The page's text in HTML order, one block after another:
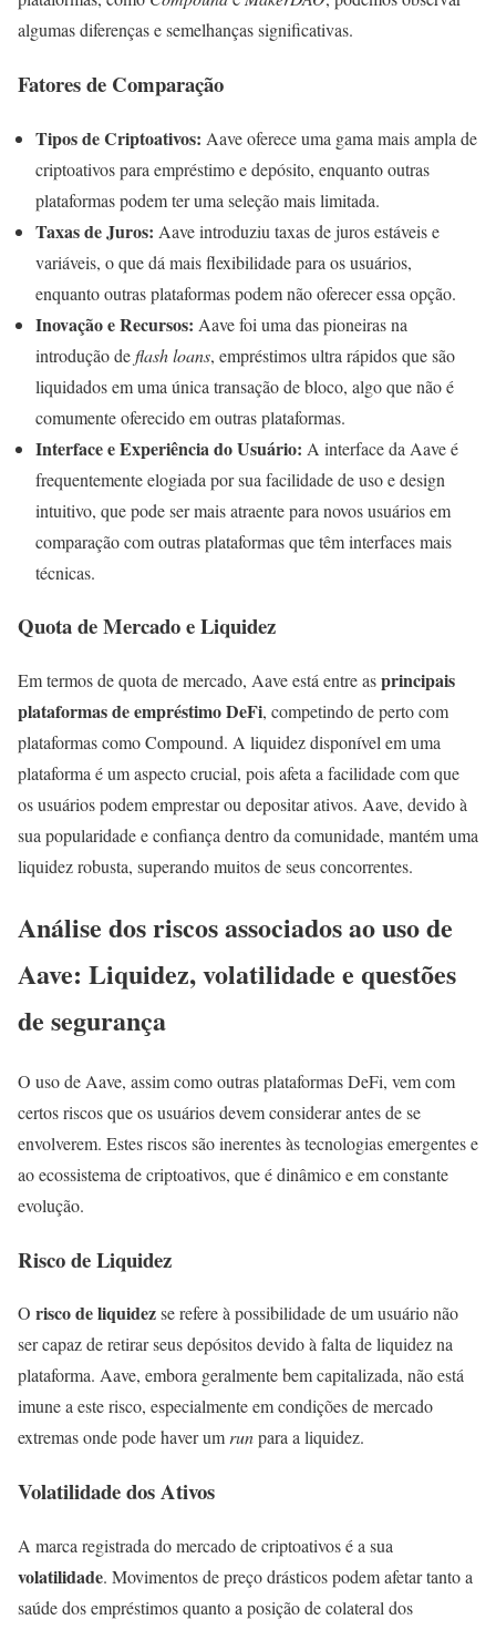
algumas diferenças e semelhanças significativas.
Fatores de Comparação
Tipos de Criptoativos: Aave oferece uma gama mais ampla de
criptoativos para empréstimo e depósito, enquanto outras
plataformas podem ter uma seleção mais limitada.
Taxas de Juros: Aave introduziu taxas de juros estáveis e
variáveis, o que dá mais flexibilidade para os usuários,
enquanto outras plataformas podem não oferecer essa opção.
Inovação e Recursos: Aave foi uma das pioneiras na
introdução deflash loans, empréstimos ultra rápidos que são
liquidados em uma única transação de bloco, algo que não é
comumente oferecido em outras plataformas.
Interface e Experiência do Usuário: A interface da Aave é
frequentemente elogiada por sua facilidade de uso e design
intuitivo, que pode ser mais atraente para novos usuários em
comparação com outras plataformas que têm interfaces mais
técnicas.
Quota de Mercado e Liquidez
Em termos de quota de mercado, Aave está entre asprincipais
plataformas de empréstimo DeFi, competindo de perto com
plataformas como Compound. A liquidez disponível em uma
plataforma é um aspecto crucial, pois afeta a facilidade com que
os usuários podem emprestar ou depositar ativos. Aave, devido à
sua popularidade e confiança dentro da comunidade, mantém uma
liquidez robusta, superando muitos de seus concorrentes.
Análise dos riscos associados ao uso de
Aave: Liquidez, volatilidade e questões
de segurança
O uso de Aave, assim como outras plataformas DeFi, vem com
certos riscos que os usuários devem considerar antes de se
envolverem. Estes riscos são inerentes às tecnologias emergentes e
ao ecossistema de criptoativos, que é dinâmico e em constante
evolução.
Risco de Liquidez
O risco de liquidezse refere à possibilidade de um usuário não
ser capaz de retirar seus depósitos devido à falta de liquidez na
plataforma. Aave, embora geralmente bem capitalizada, não está
imune a este risco, especialmente em condições de mercado
extremas onde pode haver umrunpara a liquidez.
Volatilidade dos Ativos
A marca registrada do mercado de criptoativos é a sua
volatilidade. Movimentos de preço drásticos podem afetar tanto a
saúde dos empréstimos quanto a posição de colateral dos